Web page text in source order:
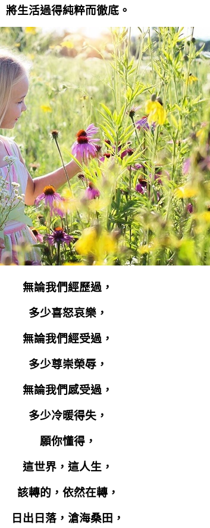
將生活過得純粹而徹底。
無論我們經歷過，
多少喜怒哀樂，
無論我們經受過，
多少尊崇榮辱，
無論我們感受過，
多少冷暖得失，
願你懂得，
這世界，這人生，
該轉的，依然在轉，
日出日落，滄海桑田，